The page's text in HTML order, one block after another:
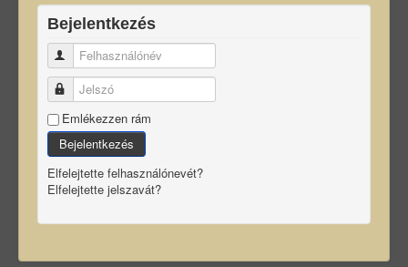
Bejelentkezés
Felhasználónév
Jelszó
Emlékezzen rám
Bejelentkezés
Elfelejtette felhasználónevét?
Elfelejtette jelszavát?